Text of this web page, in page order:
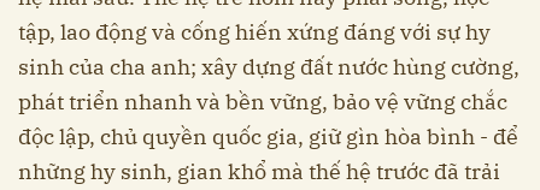
tập, lao động và cống hiến xứng đáng với sự hy
sinh của cha anh; xây dựng đất nước hùng cường,
phát triển nhanh và bền vững, bảo vệ vững chắc
độc lập, chủ quyền quốc gia, giữ gìn hòa bình - để
những hy sinh, gian khổ mà thế hệ trước đã trải